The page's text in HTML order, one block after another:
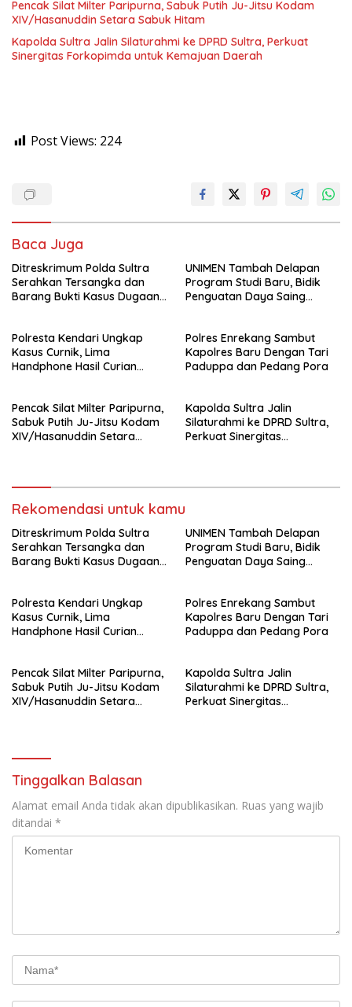
Pencak Silat Milter Paripurna, Sabuk Putih Ju-Jitsu Kodam
XIV/Hasanuddin Setara Sabuk Hitam
Kapolda Sultra Jalin Silaturahmi ke DPRD Sultra, Perkuat
Sinergitas Forkopimda untuk Kemajuan Daerah
Post Views: 224
Baca Juga
Ditreskrimum Polda Sultra
Serahkan Tersangka dan
Barang Bukti Kasus Dugaan
Kejaksaan
UNIMEN Tambah Delapan
Program Studi Baru, Bidik
Penguatan Daya Saing
Polresta Kendari Ungkap
Kasus Curnik, Lima
Handphone Hasil Curian
Polres Enrekang Sambut
Kapolres Baru Dengan Tari
Paduppa dan Pedang Pora
Pencak Silat Milter Paripurna,
Sabuk Putih Ju-Jitsu Kodam
XIV/Hasanuddin Setara
Kapolda Sultra Jalin
Silaturahmi ke DPRD Sultra,
Perkuat Sinergitas
Rekomendasi untuk kamu
Ditreskrimum Polda Sultra
Serahkan Tersangka dan
Barang Bukti Kasus Dugaan
Kejaksaan
UNIMEN Tambah Delapan
Program Studi Baru, Bidik
Penguatan Daya Saing
Polresta Kendari Ungkap
Kasus Curnik, Lima
Handphone Hasil Curian
Polres Enrekang Sambut
Kapolres Baru Dengan Tari
Paduppa dan Pedang Pora
Pencak Silat Milter Paripurna,
Sabuk Putih Ju-Jitsu Kodam
XIV/Hasanuddin Setara
Kapolda Sultra Jalin
Silaturahmi ke DPRD Sultra,
Perkuat Sinergitas
Tinggalkan Balasan
Alamat email Anda tidak akan dipublikasikan. Ruas yang wajib
ditandai *